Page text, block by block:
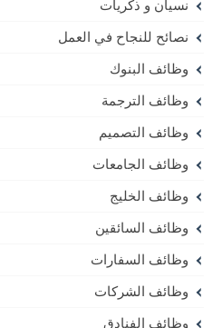
نسيان و ذكريات
نصائح للنجاح في العمل
وظائف البنوك
وظائف الترجمة
وظائف التصميم
وظائف الجامعات
وظائف الخليج
وظائف السائقين
وظائف السفارات
وظائف الشركات
وظائف الفنادق